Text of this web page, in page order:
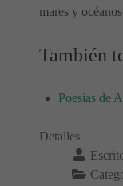
mares y
También
Poesías de
Detalles